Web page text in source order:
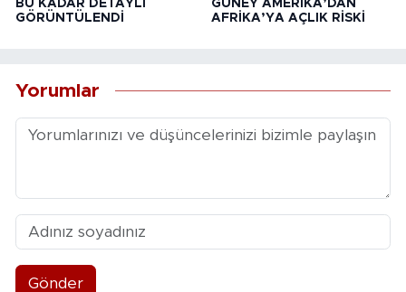
BU KADAR DETAYLI
GÖRÜNTÜLENDİ
GÜNEY AMERİKA’DAN
AFRİKA’YA AÇLIK RİSKİ
Yorumlar
Gönder